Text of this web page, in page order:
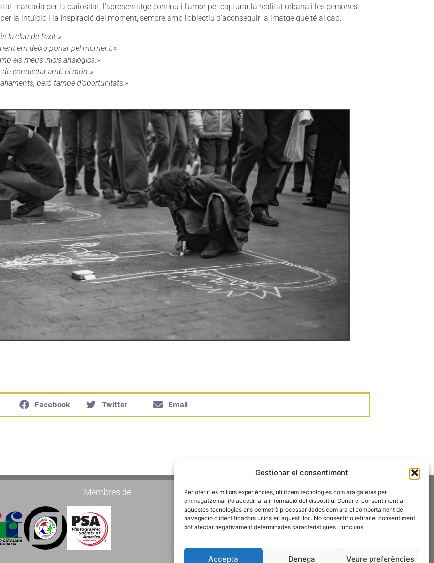
Gestionar el consentiment
Per oferir les millors experiències, utilitzem tecnologies com ara galetes per
emmagatzemar i/o accedir a la informació del dispositiu. Donar el consentiment a
aquestes tecnologies ens permetrà processar dades com ara el comportament de
navegació o identificadors únics en aquest lloc. No consentir o retirar el consentiment,
pot afectar negativament determinades característiques i funcions.
Accepta Denega Veure preferències
marcada per la curiositat, l’aprenentatge continu i l’amor per capturar la realitat urbana i les persones.
la intuïció i la inspiració del moment, sempre amb l’objectiu d’aconseguir la imatge que té al cap.
la clau de l’èxit.»
em deixo portar pel moment.»
els meus inicis analògics.»
connectar amb el món.»
però també d’oportunitats.»
Facebook Twitter Email
Membres de: Fes-te Soci
Subscriu-te a